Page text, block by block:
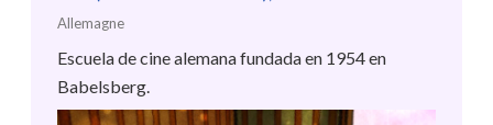
Allemagne
Escuela de cine alemana fundada en 1954 en
Babelsberg.